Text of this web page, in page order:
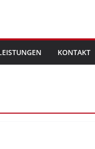
KONTAKT